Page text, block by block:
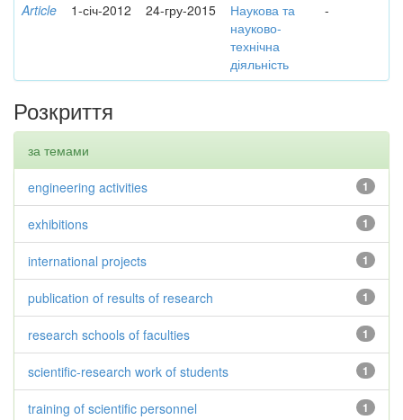
Article 1-січ-2012 24-гру-2015
Наукова та
науково-
технічна
діяльність
-
Розкриття
за темами
1
engineering activities
1
exhibitions
1
international projects
1
publication of results of research
1
research schools of faculties
1
scientific-research work of students
1
training of scientific personnel